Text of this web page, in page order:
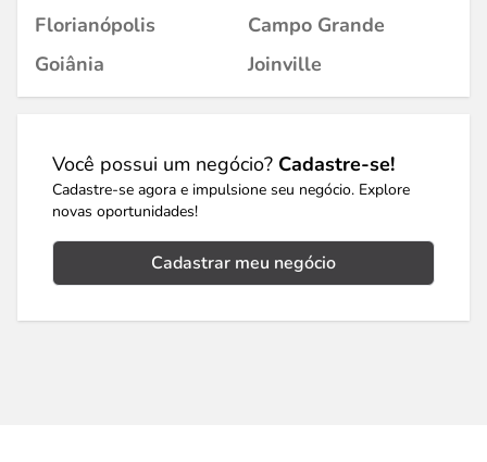
Florianópolis
Campo Grande
Goiânia
Joinville
Você possui um negócio? Cadastre-se!
Cadastre-se agora e impulsione seu negócio. Explore
novas oportunidades!
Cadastrar meu negócio